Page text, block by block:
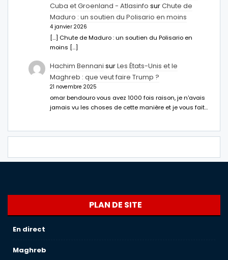
Cuba et Groenland - Atlasinfo surChute de
Maduro : un soutien du Polisario en moins
4 janvier 2026
[…] Chute de Maduro : un soutien du Polisario en
moins […]
Hachim Bennani surLes États-Unis et le
Maghreb : que veut faire Trump ?
21 novembre 2025
omar bendouro vous avez 1000 fois raison, je n'avais
jamais vu les choses de cette manière et je vous fait…
PLAN DE SITE
En direct
Maghreb